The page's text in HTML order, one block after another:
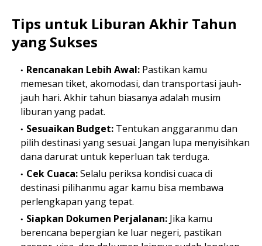
Tips untuk Liburan Akhir Tahun
yang Sukses
Rencanakan Lebih Awal: Pastikan kamu
memesan tiket, akomodasi, dan transportasi jauh-
jauh hari. Akhir tahun biasanya adalah musim
liburan yang padat.
Sesuaikan Budget: Tentukan anggaranmu dan
pilih destinasi yang sesuai. Jangan lupa menyisihkan
dana darurat untuk keperluan tak terduga.
Cek Cuaca:Selalu periksa kondisi cuaca di
destinasi pilihanmu agar kamu bisa membawa
perlengkapan yang tepat.
Siapkan Dokumen Perjalanan: Jika kamu
berencana bepergian ke luar negeri, pastikan